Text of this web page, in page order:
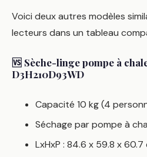
Voici deux autres modèles
lecteurs dans un tableau
🆚 Sèche-linge pompe à
D3H210D93WD
Capacité 10 kg (4
Séchage par pompe à
LxHxP : 84.6 x 59.8 x 60.7